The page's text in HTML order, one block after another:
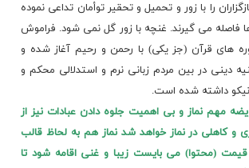
را با زور و تحمیل و تحقیر توأمان تداعی نموده
ها فاصله می گیرند. غنچه با زور گل نمی شود. فراموش
های قرآن (جز یکی) با رحمن و رحیم آغاز شده و
دینی در بین مردم زبانی نرم و استدلالی محکم و
داشته شده است.
مهم نماز و بی اهمیت جلوه دادن عبادات نیز از
و کاهلی در نماز خواهد شد نماز هم به لحاظ قالب
(محتوا) می بایست زیبا و غنی اقامه شود تا